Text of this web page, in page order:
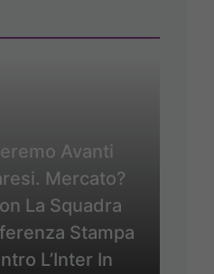
Avanti
Mercato?
La Squadra
Stampa
L’Inter In